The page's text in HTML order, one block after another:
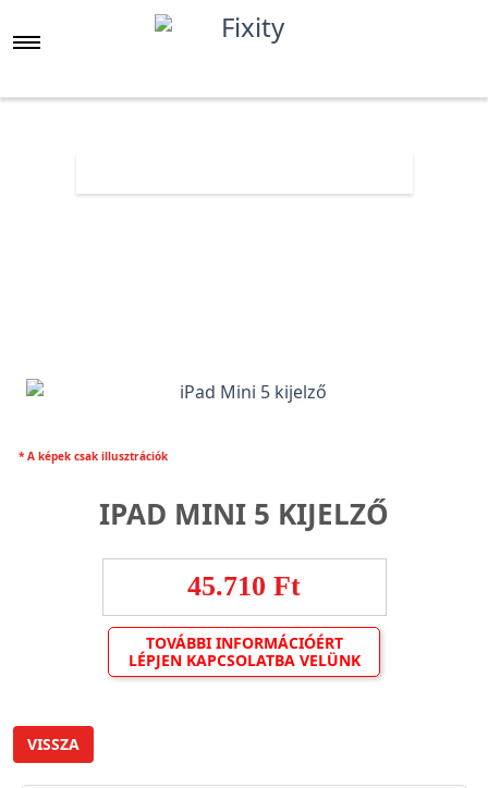
* A képek csak illusztrációk
IPAD MINI 5 KIJELZŐ
45.710 Ft
TOVÁBBI INFORMÁCIÓÉRT
LÉPJEN KAPCSOLATBA VELÜNK
VISSZA